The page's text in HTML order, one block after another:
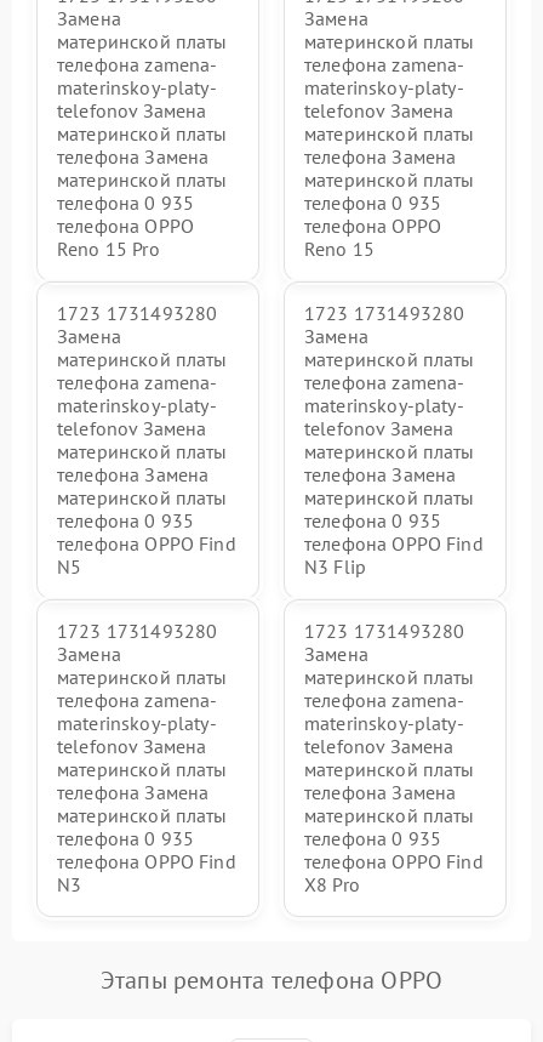
Замена
материнской платы
телефона zamena-
materinskoy-platy-
telefonov Замена
материнской платы
телефона Замена
материнской платы
телефона 0 935
телефона OPPO
Reno 15 Pro
Замена
материнской платы
телефона zamena-
materinskoy-platy-
telefonov Замена
материнской платы
телефона Замена
материнской платы
телефона 0 935
телефона OPPO
Reno 15
1723 1731493280
Замена
материнской платы
телефона zamena-
materinskoy-platy-
telefonov Замена
материнской платы
телефона Замена
материнской платы
телефона 0 935
телефона OPPO Find
N5
1723 1731493280
Замена
материнской платы
телефона zamena-
materinskoy-platy-
telefonov Замена
материнской платы
телефона Замена
материнской платы
телефона 0 935
телефона OPPO Find
N3 Flip
1723 1731493280
Замена
материнской платы
телефона zamena-
materinskoy-platy-
telefonov Замена
материнской платы
телефона Замена
материнской платы
телефона 0 935
телефона OPPO Find
N3
1723 1731493280
Замена
материнской платы
телефона zamena-
materinskoy-platy-
telefonov Замена
материнской платы
телефона Замена
материнской платы
телефона 0 935
телефона OPPO Find
X8 Pro
Этапы ремонта телефона OPPO